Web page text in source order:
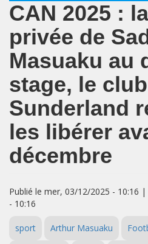
CAN 2025 :
privée de
Masuaku au
stage, le club
Sunderland
les libérer
décembre
Publié le mer, 03/12/2025 - 10:16
- 10:16
sport Arthur Masuaku